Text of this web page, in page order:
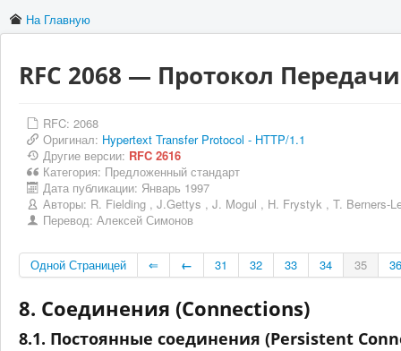
На Главную
RFC 2068 — Протокол
RFC: 2068
Оригинал: Hypertext Transfer Protocol - HTTP/1.1
Другие версии: RFC 2616
Категория: Предложенный стандарт
Дата публикации: Январь 1997
Авторы: R. Fielding , J.Gettys , J. Mogul , H. Frystyk , T. Berners-
Перевод: Алексей Симонов
Одной Страницей ⇐ ← 31 32 33 34 35 36
8. Соединения (Connections)
8.1. Постоянные соединения (Persistent